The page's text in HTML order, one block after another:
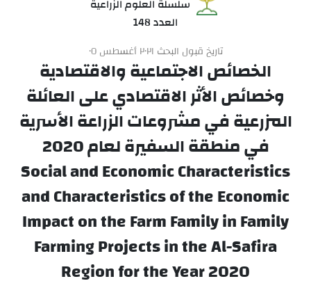
سلسلة العلوم الزراعية
العدد 148
تاريخ قبول البحث ٢٠٢١ أغسطس ٠٥
الخصائص الاجتماعية والاقتصادية
وخصائص الأثر الاقتصادي على العائلة
المزرعية في مشروعات الزراعة الأسرية
في منطقة السفيرة لعام 2020
Social and Economic Characteristics
and Characteristics of the Economic
Impact on the Farm Family in Family
Farming Projects in the Al-Safira
Region for the Year 2020